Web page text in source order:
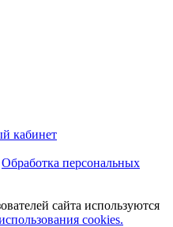
кабинет
Обработка персональных
сайта используются
cookies.